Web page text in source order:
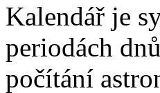
Kalendář je
periodách
počítání